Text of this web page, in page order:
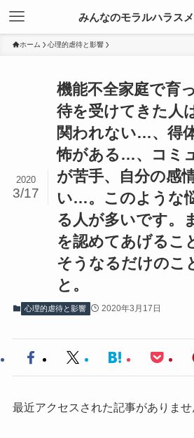
みんなのモラルハラス
ホーム 心理的虐待と影響
機能不全家庭で育
待を受けてきた人
関われない…、得
怖がある…、コミ
が苦手、自分の感
い…。このような
る人が多いです。
を認めてあげるこ
そうなるだけのこ
と。
2020
3/17
心理的虐待と影響 2020年3月17日
最近アクセスされた記事がありませ